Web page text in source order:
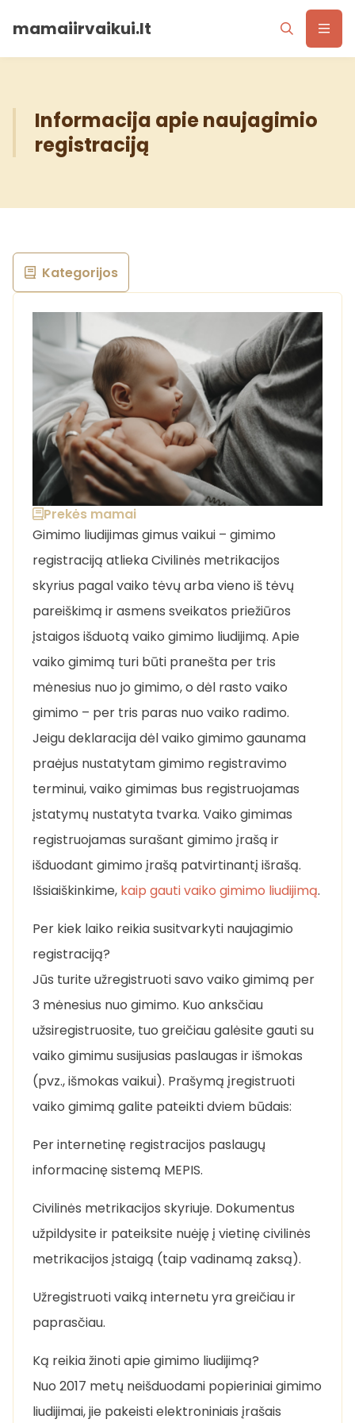
mamaiirvaikui.lt
Informacija apie naujagimio
registraciją
Prekės mamai
Gimimo liudijimas gimus vaikui – gimimo
registraciją atlieka Civilinės metrikacijos
skyrius pagal vaiko tėvų arba vieno iš tėvų
pareiškimą ir asmens sveikatos priežiūros
įstaigos išduotą vaiko gimimo liudijimą. Apie
vaiko gimimą turi būti pranešta per tris
mėnesius nuo jo gimimo, o dėl rasto vaiko
gimimo – per tris paras nuo vaiko radimo.
Jeigu deklaracija dėl vaiko gimimo gaunama
praėjus nustatytam gimimo registravimo
terminui, vaiko gimimas bus registruojamas
įstatymų nustatyta tvarka. Vaiko gimimas
registruojamas surašant gimimo įrašą ir
išduodant gimimo įrašą patvirtinantį išrašą.
Išsiaiškinkime, kaip gauti vaiko gimimo liudijimą.
Per kiek laiko reikia susitvarkyti naujagimio
registraciją?
Jūs turite užregistruoti savo vaiko gimimą per
3 mėnesius nuo gimimo. Kuo anksčiau
užsiregistruosite, tuo greičiau galėsite gauti su
vaiko gimimu susijusias paslaugas ir išmokas
(pvz., išmokas vaikui). Prašymą įregistruoti
vaiko gimimą galite pateikti dviem būdais:
Per internetinę registracijos paslaugų
informacinę sistemą MEPIS.
Civilinės metrikacijos skyriuje. Dokumentus
užpildysite ir pateiksite nuėję į vietinę civilinės
metrikacijos įstaigą (taip vadinamą zaksą).
Užregistruoti vaiką internetu yra greičiau ir
paprasčiau.
Ką reikia žinoti apie gimimo liudijimą?
Nuo 2017 metų neišduodami popieriniai gimimo
liudijimai, jie pakeisti elektroniniais įrašais
Kategorijos